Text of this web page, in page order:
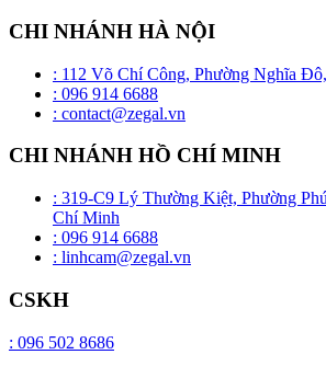
CHI NHÁNH HÀ NỘI
: 112 Võ Chí Công, Phường Nghĩa
: 096 914 6688
: contact@zegal.vn
CHI NHÁNH HỒ CHÍ MINH
: 319-C9 Lý Thường Kiệt, Phường
Chí Minh
: 096 914 6688
: linhcam@zegal.vn
CSKH
: 096 502 8686